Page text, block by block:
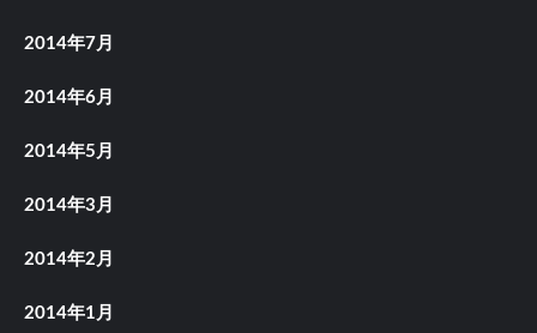
2014年7月
2014年6月
2014年5月
2014年3月
2014年2月
2014年1月